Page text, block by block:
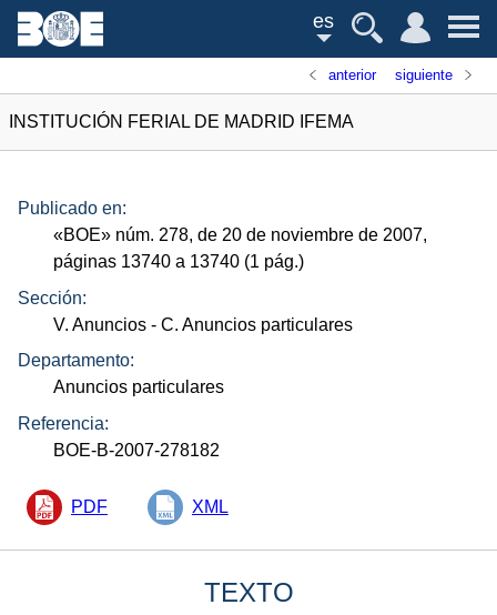
es
anterior siguiente
INSTITUCIÓN FERIAL DE MADRID IFEMA
Publicado en:
«BOE» núm. 278, de 20 de noviembre de 2007,
páginas 13740 a 13740 (1 pág.)
Sección:
V. Anuncios - C. Anuncios particulares
Departamento:
Anuncios particulares
Referencia:
BOE-B-2007-278182
PDF XML
TEXTO